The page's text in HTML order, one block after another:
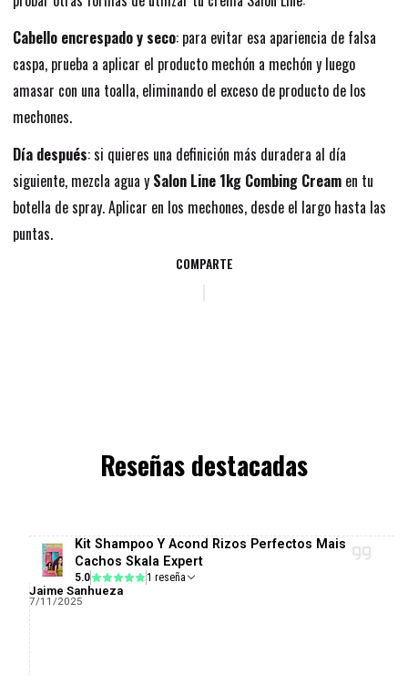
Cabello encrespado y seco: para evitar esa apariencia de falsa
caspa, prueba a aplicar el producto mechón a mechón y luego
amasar con una toalla, eliminando el exceso de producto de los
mechones.
Día después: si quieres una definición más duradera al día
siguiente, mezcla agua y Salon Line 1kg Combing Creamen tu
botella de spray. Aplicar en los mechones, desde el largo hasta las
puntas.
COMPARTE
Reseñas destacadas
Kit Shampoo Y Acond Rizos Perfectos Mais
Cachos Skala Expert
5.0 1 reseña
Jaime Sanhueza
7/11/2025